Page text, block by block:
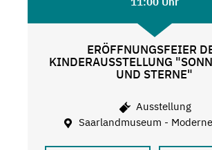
ERÖFFNUNGSFEIER
KINDERAUSSTELLUNG
UND STERNE"
Ausstellung
Saarlandmuseum -